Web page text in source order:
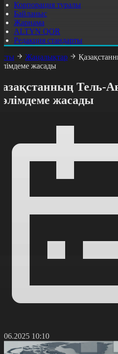
Корпорация туралы
Байланыс
Жарнама
ALTYN QOR
Редакция стандарты
Жаңалықтар
жасады
Тель-
жасады
10:10